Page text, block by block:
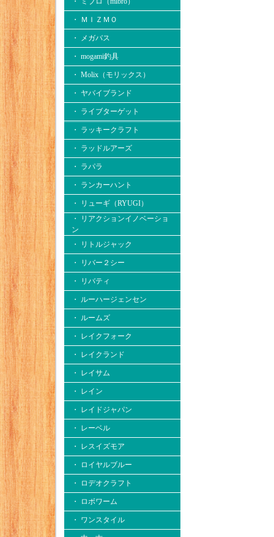
・ ＭＩＺＭＯ
・ メガバス
・ mogami釣具
・ Molix（モリックス）
・ ヤバイブランド
・ ライブターゲット
・ ラッキークラフト
・ ラッドルアーズ
・ ラパラ
・ ランカーハント
・ リューギ（RYUGI）
・ リアクションイノベーショ
ン
・ リトルジャック
・ リバー２シー
・ リバティ
・ ルーハージェンセン
・ ルームズ
・ レイクフォーク
・ レイクランド
・ レイサム
・ レイン
・ レイドジャパン
・ レーベル
・ レスイズモア
・ ロイヤルブルー
・ ロデオクラフト
・ ロボワーム
・ ワンスタイル